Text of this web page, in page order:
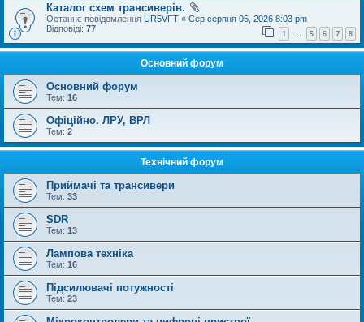
Каталог схем трансиверів.
Останнє повідомлення UR5VFT « Сер серпня 05, 2026 8:03 pm
Відповіді: 77 1 … 5 6 7 8
Основний форум
Основний форум
Тем: 16
Офіційно. ЛРУ, ВРЛ
Тем: 2
Технічний форум
Приймачі та трансивери
Тем: 33
SDR
Тем: 13
Лампова техніка
Тем: 16
Підсилювачі потужності
Тем: 23